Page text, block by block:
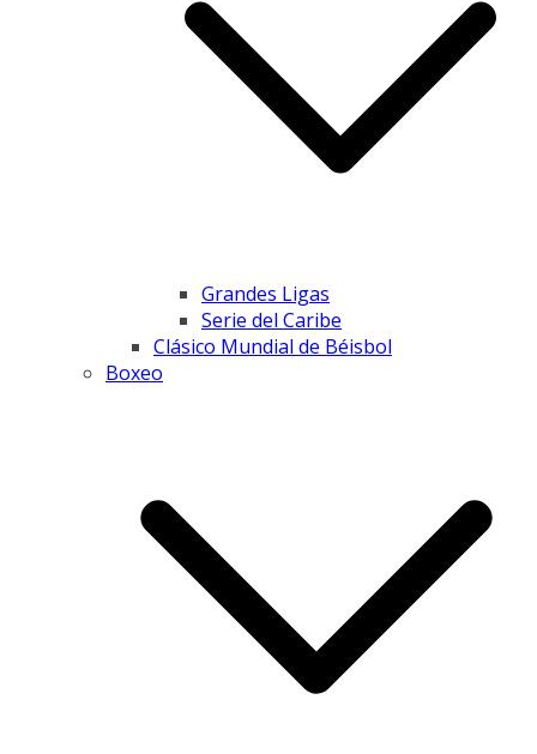
Grandes Ligas
Serie del Caribe
Clásico Mundial de Béisbol
Boxeo